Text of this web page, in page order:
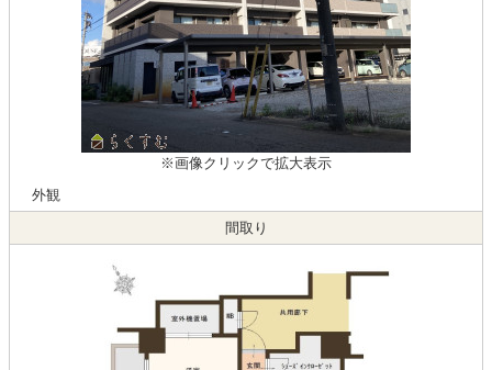
間取り
※画像クリックで拡大表示
外観